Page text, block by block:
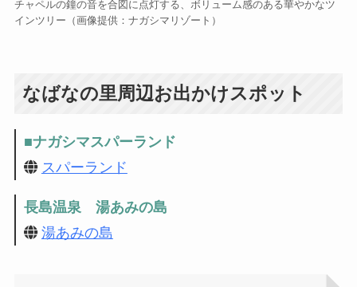
チャペルの鐘の音を合図に点灯する、ボリューム感のある華やかなツ
インツリー（画像提供：ナガシマリゾート）
なばなの里周辺お出かけスポット
■ナガシマスパーランド
スパーランド
長島温泉 湯あみの島
湯あみの島